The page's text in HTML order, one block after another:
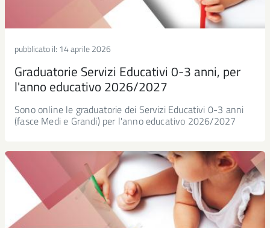
pubblicato il: 14 aprile 2026
Graduatorie Servizi Educativi 0-3 anni, per
l'anno educativo 2026/2027
Sono online le graduatorie dei Servizi Educativi 0-3 anni
(fasce Medi e Grandi) per l'anno educativo 2026/2027